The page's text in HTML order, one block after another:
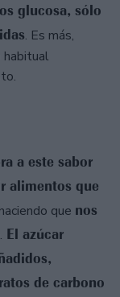
glucosa, sólo
. Es más,
habitual
a este sabor
alimentos que
que nos
. El azúcar
de carbono